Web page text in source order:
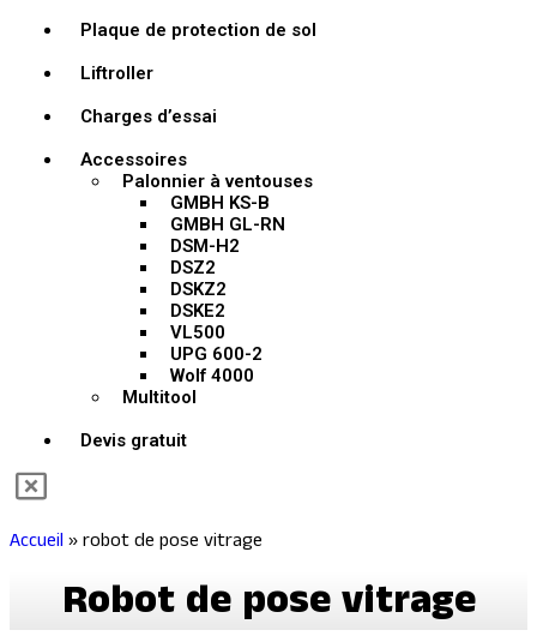
Plaque de protection de sol
Liftroller
Charges d’essai
Accessoires
Palonnier à ventouses
GMBH KS-B
GMBH GL-RN
DSM-H2
DSZ2
DSKZ2
DSKE2
VL500
UPG 600-2
Wolf 4000
Multitool
Devis gratuit
Accueil »robot de pose vitrage
Robot de pose vitrage